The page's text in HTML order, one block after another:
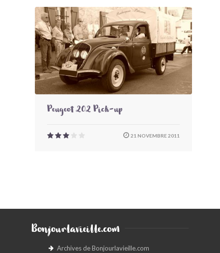
Peugeot 202 Pick-up
21 NOVEMBRE 2011
Bonjourlavieille.com
Archives de Bonjourlavieille.com